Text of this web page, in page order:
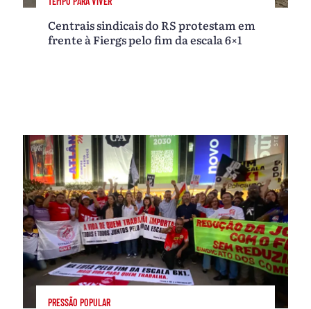
Centrais sindicais do RS protestam em
frente à Fiergs pelo fim da escala 6×1
PRESSÃO POPULAR